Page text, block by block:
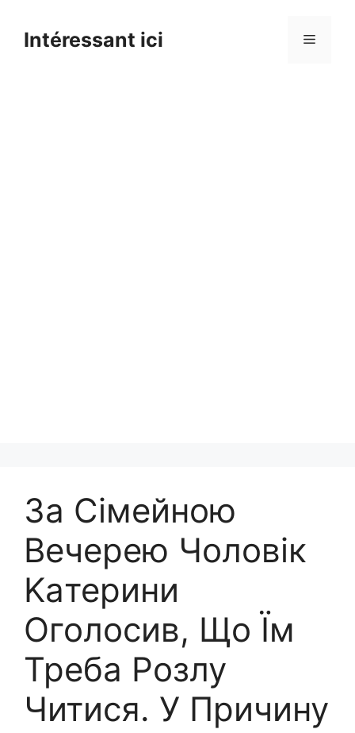
contentIntéressant ici Menu
За Сімейною
Вечерею Чоловік
Kaтерини
Оголосив, Що Їм
Треба Розлу
Читися. У Причину